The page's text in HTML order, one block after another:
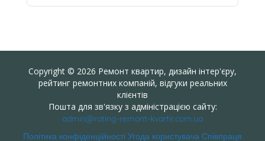
Copyright © 2026 Ремонт квартир, дизайн інтер'єру,
рейтинг ремонтних компаній, відгуки реальних
клієнтів
Пошта для зв'язку з адміністрацією сайту:
admin@rating-remont-kvartir.com.ua
Політика конфіденційності Угода користувача Співпраця